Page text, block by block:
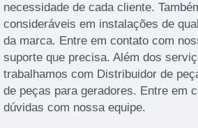
necessidade de cada cliente.
consideráveis em instalações de
da marca. Entre em contato com
suporte que precisa. Além dos
trabalhamos com Distribuidor de
de peças para geradores. Entre em
dúvidas com nossa equipe.